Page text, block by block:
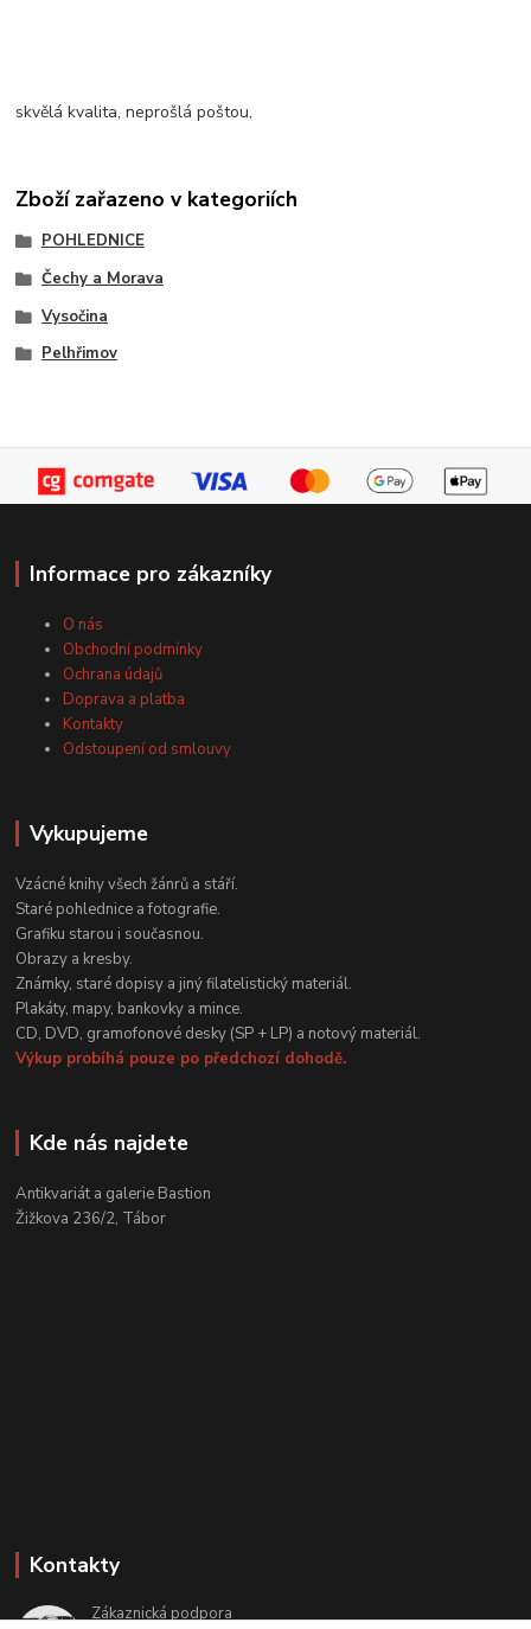
skvělá kvalita, neprošlá poštou,
Zboží zařazeno v kategoriích
POHLEDNICE
Čechy a Morava
Vysočina
Pelhřimov
Informace pro zákazníky
O nás
Obchodní podmínky
Ochrana údajů
Doprava a platba
Kontakty
Odstoupení od smlouvy
Vykupujeme
Vzácné knihy všech žánrů a stáří.
Staré pohlednice a fotografie.
Grafiku starou i současnou.
Obrazy a kresby.
Známky, staré dopisy a jiný filatelistický materiál.
Plakáty, mapy, bankovky a mince.
CD, DVD, gramofonové desky (SP + LP) a notový materiál.
Výkup probíhá pouze po předchozí dohodě.
Kde nás najdete
Antikvariát a galerie Bastion
Žižkova 236/2, Tábor
Kontakty
Zákaznická podpora